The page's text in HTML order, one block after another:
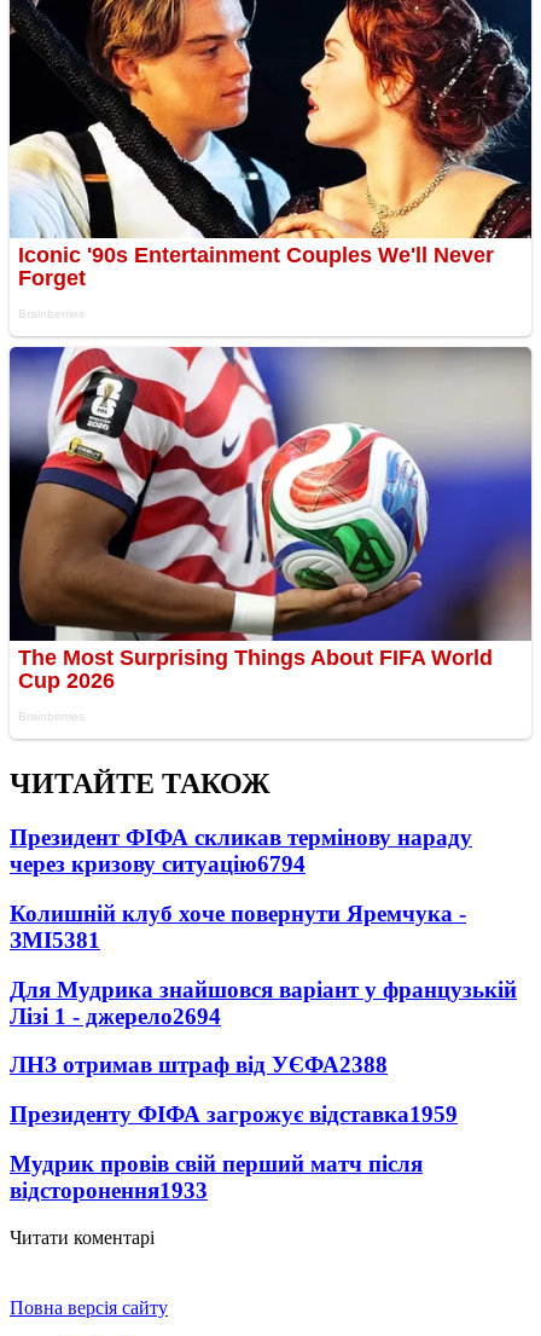
ЧИТАЙТЕ ТАКОЖ
Президент ФІФА скликав термінову нараду
через кризову ситуацію6794
Колишній клуб хоче повернути Яремчука -
ЗМІ5381
Для Мудрика знайшовся варіант у французькій
Лізі 1 - джерело2694
ЛНЗ отримав штраф від УЄФА2388
Президенту ФІФА загрожує відставка1959
Мудрик провів свій перший матч після
відсторонення1933
Читати коментарі
Повна версія сайту